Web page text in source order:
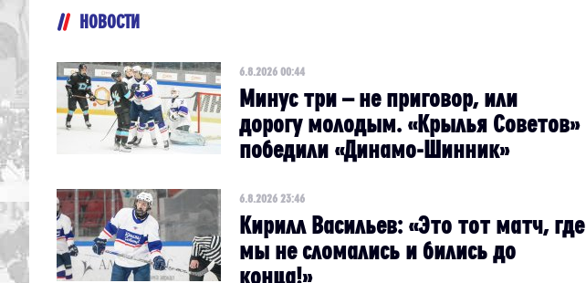
НОВОСТИ
6.8.2026 00:44
Минус три – не приговор, или
дорогу молодым. «Крылья Советов»
победили «Динамо-Шинник»
6.8.2026 23:46
Кирилл Васильев: «Это тот матч, где
мы не сломались и бились до
конца!»